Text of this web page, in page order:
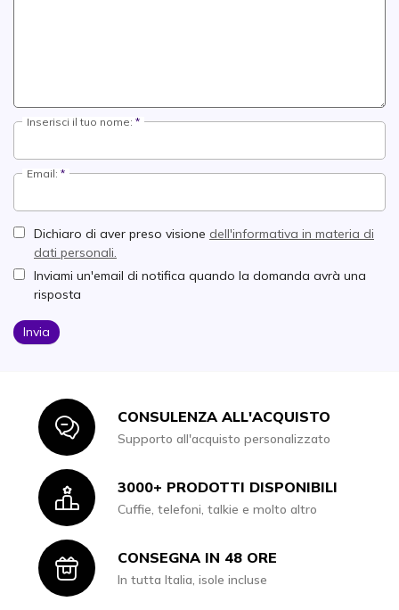
Inserisci il tuo nome:
Email:
Dichiaro di aver preso visione dell'informativa in materia di
dati personali.
Inviami un'email di notifica quando la domanda avrà una
risposta
Invia
IconCONSULENZA ALL'ACQUISTO
Supporto all'acquisto personalizzato
Icon3000+ PRODOTTI DISPONIBILI
Cuffie, telefoni, talkie e molto altro
IconCONSEGNA IN 48 ORE
In tutta Italia, isole incluse